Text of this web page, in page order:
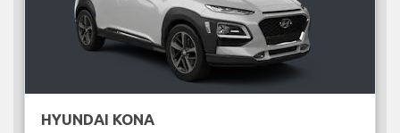
HYUNDAI KONA